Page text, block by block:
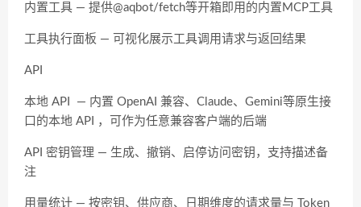
内置工具 — 提供@aqbot/fetch等开箱即用的内置MCP工具
工具执行面板 — 可视化展示工具调用请求与返回结果
API
本地 API — 内置 OpenAI 兼容、Claude、Gemini等原生接
口的本地 API ，可作为任意兼容客户端的后端
API 密钥管理 — 生成、撤销、启停访问密钥，支持描述备
注
用量统计 — 按密钥、供应商、日期维度的请求量与 Token